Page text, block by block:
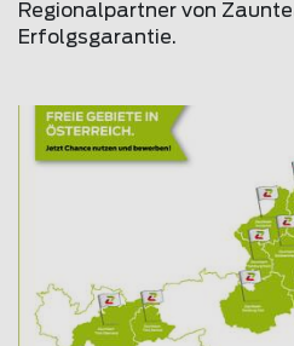
Regionalpartner von
Erfolgsgarantie.